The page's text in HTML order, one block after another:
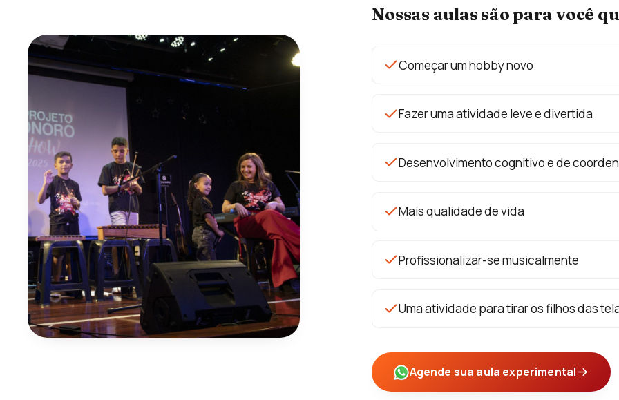
Nossas aulas são para você
Começar um hobby novo
Fazer uma atividade leve e divertida
Desenvolvimento cognitivo e de
Mais qualidade de vida
Profissionalizar-se musicalmente
Uma atividade para tirar os filhos das
Agende sua aula experimental